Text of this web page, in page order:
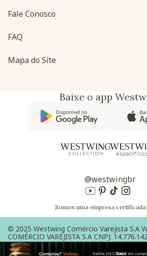
Fale Conosco
FAQ
Mapa do Site
Baixe o app
@westwingbr
Somos uma empresa certificada
© 2025 Westwing Comércio Varejista S.A
COMÉRCIO VAREJISTA S.A CNPJ:
Av. Queiroz Filho, 1700 - Torre A 5° andar
São Paulo